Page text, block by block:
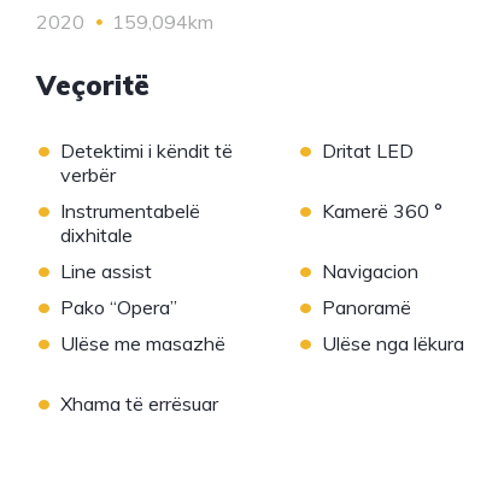
2020 159,094km
Veçoritë
• Detektimi i këndit të
verbër
• Dritat LED
• Instrumentabelë
dixhitale
• Kamerë 360 °
• Line assist • Navigacion
• Pako “Opera” • Panoramë
• Ulëse me masazhë • Ulëse nga lëkura
• Xhama të errësuar